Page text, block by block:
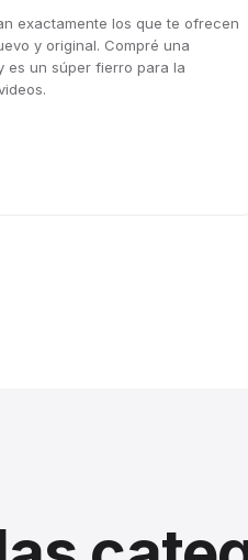
exactamente los que te ofrecen
y original. Compré una
es un súper fierro para la